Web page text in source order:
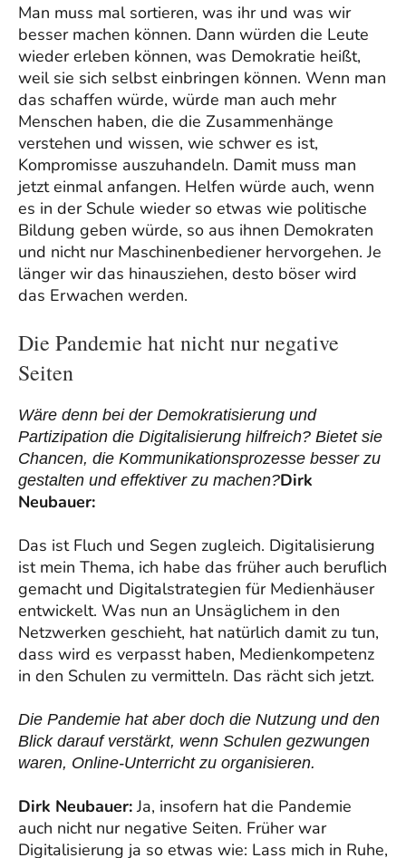
Man muss mal sortieren, was ihr und was wir
besser machen können. Dann würden die Leute
wieder erleben können, was Demokratie heißt,
weil sie sich selbst einbringen können. Wenn man
das schaffen würde, würde man auch mehr
Menschen haben, die die Zusammenhänge
verstehen und wissen, wie schwer es ist,
Kompromisse auszuhandeln. Damit muss man
jetzt einmal anfangen. Helfen würde auch, wenn
es in der Schule wieder so etwas wie politische
Bildung geben würde, so aus ihnen Demokraten
und nicht nur Maschinenbediener hervorgehen. Je
länger wir das hinausziehen, desto böser wird
das Erwachen werden.
Die Pandemie hat nicht nur negative
Seiten
Wäre denn bei der Demokratisierung und
Partizipation die Digitalisierung hilfreich? Bietet sie
Chancen, die Kommunikationsprozesse besser zu
gestalten und effektiver zu machen?Dirk
Neubauer:
Das ist Fluch und Segen zugleich. Digitalisierung
ist mein Thema, ich habe das früher auch beruflich
gemacht und Digitalstrategien für Medienhäuser
entwickelt. Was nun an Unsäglichem in den
Netzwerken geschieht, hat natürlich damit zu tun,
dass wird es verpasst haben, Medienkompetenz
in den Schulen zu vermitteln. Das rächt sich jetzt.
Die Pandemie hat aber doch die Nutzung und den
Blick darauf verstärkt, wenn Schulen gezwungen
waren, Online-Unterricht zu organisieren.
Dirk Neubauer:Ja, insofern hat die Pandemie
auch nicht nur negative Seiten. Früher war
Digitalisierung ja so etwas wie: Lass mich in Ruhe,